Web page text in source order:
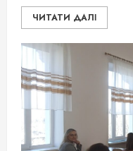
ЧИТАТИ ДАЛІ